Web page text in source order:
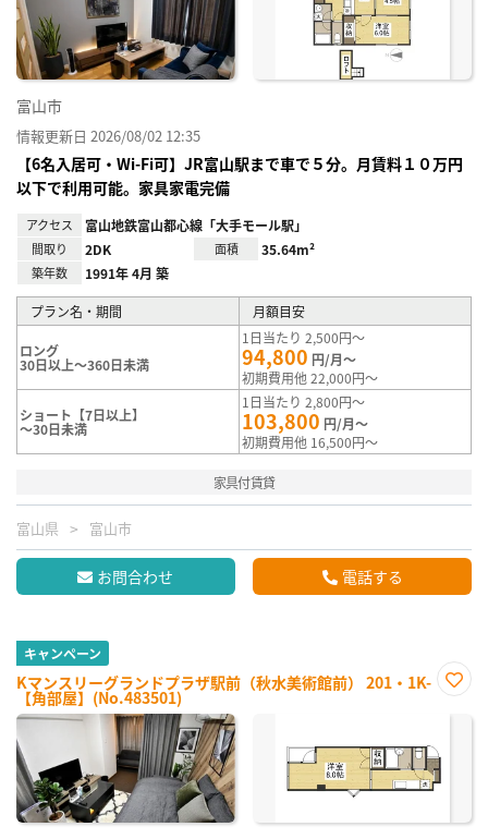
富山市
情報更新日 2026/08/02 12:35
【6名入居可・Wi-Fi可】JR富山駅まで車で５分。月賃料１０万円
以下で利用可能。家具家電完備
アクセス 富山地鉄富山都心線「大手モール駅」
間取り 2DK 面積 35.64m²
築年数 1991年 4月 築
プラン名・期間 月額目安
ロング
30日以上～360日未満
1日当たり 2,500円～
94,800 円/月～
初期費用他 22,000円～
ショート【7日以上】
～30日未満
1日当たり 2,800円～
103,800 円/月～
初期費用他 16,500円～
家具付賃貸
富山県 富山市
お問合わせ 電話する
キャンペーン
Kマンスリーグランドプラザ駅前（秋水美術館前） 201・1K-
【角部屋】(No.483501)
に入
録